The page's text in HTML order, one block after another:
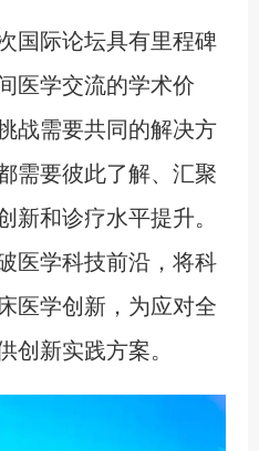
际论坛具有里程碑
医学交流的学术价
战需要共同的解决方
需要彼此了解、汇聚
新和诊疗水平提升。
医学科技前沿，将科
医学创新，为应对全
创新实践方案。